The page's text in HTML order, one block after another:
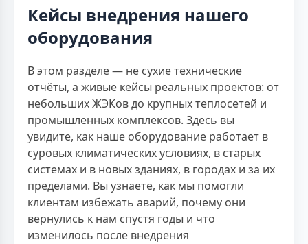
Кейсы внедрения нашего
оборудования
В этом разделе — не сухие технические
отчёты, а живые кейсы реальных проектов: от
небольших ЖЭКов до крупных теплосетей и
промышленных комплексов. Здесь вы
увидите, как наше оборудование работает в
суровых климатических условиях, в старых
системах и в новых зданиях, в городах и за их
пределами. Вы узнаете, как мы помогли
клиентам избежать аварий, почему они
вернулись к нам спустя годы и что
изменилось после внедрения